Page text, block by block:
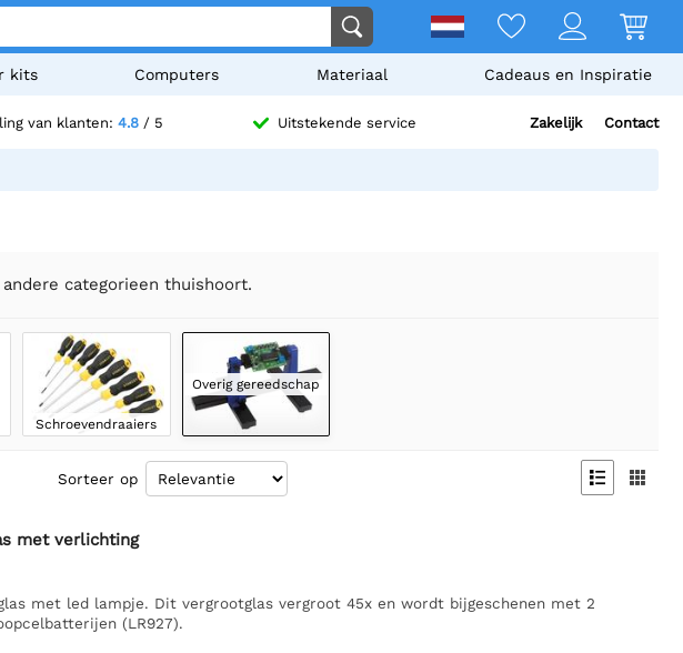
kits Computers Materiaal Cadeaus en Inspiratie
van klanten: 4.8/ 5 Uitstekende service Zakelijk Contact
categorieen thuishoort.
Schroevendraaiers
Overig gereedschap
Sorteer op  
met verlichting
met led lampje. Dit vergrootglas vergroot 45x en wordt bijgeschenen met 2
(LR927).